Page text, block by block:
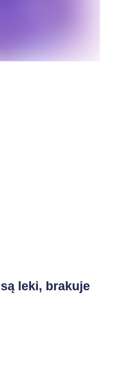
leki, brakuje